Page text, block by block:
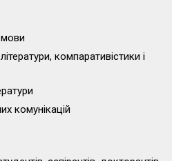
компаративістики і
комунікацій